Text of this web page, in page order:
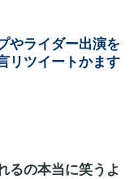
やライダー出演を
リツイートかます
るの本当に笑うよ